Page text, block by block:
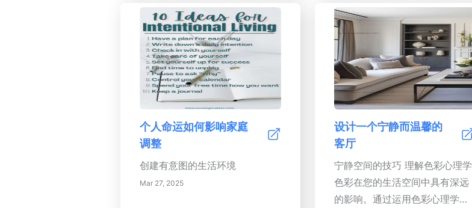
融入反射表面以增强光线- 选择
适当的窗帘以控制光线和提高能
效。副标题：为自然光而设计的
景观- 了解景观设计如何影响光
线流入您的家中- 选择增强光线
进入而不阻挡的植物- 利用户外
行动号召：通过拥抱自然光的力
量，将您的家转变为一个更明
亮、更温馨的空间。今天就开始
您通往更健康、更快乐的家的旅
程！
气流。了解风水的五行——木、
火、土、金和水，以及如何战略
性地运用颜色来创造和谐的氛
围。避免常见的气流阻塞，这会
干扰能量流动，积极与环境互
动，培养一个支持性和养育性的
家。通过实用的提示和对邻里气
场动态的见解，本指南让你有能
力创造出促进健康、快乐和平衡
的宁静空间。今天就改变你的周
以及应用风水原则的基本策略。
要点：1. 地点重要性选择家庭办
公室的合适位置，不仅可以减少
干扰，还能促进专业性和创造
力。拥有自然光和靠近重要设施
的专属工作空间支持生产力并营
造积极氛围。2. 清理空间整洁无
杂物的环境改善思维清晰度并邀
请积极的能量流动。实施有效的
整理技巧，保持有序的工作空
间，鼓励专注并减少压力。3. 融
入自然元素在办公室装饰中融入
个人命运如何影响家庭
调整
创建有意图的生活环境
Mar 27, 2025
设计一个宁静而温馨的
客厅
宁静空间的技巧 理解色彩心理学
色彩在您的生活空间中具有深远
的影响。通过运用色彩心理学，